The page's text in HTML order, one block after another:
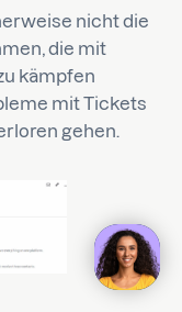
nicht die
die mit
kämpfen
mit Tickets
gehen.